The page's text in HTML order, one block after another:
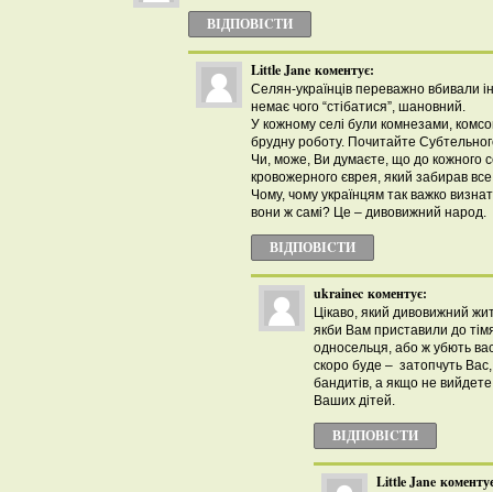
ВІДПОВІCТИ
Little Jane коментує:
Селян-українців переважно вбивали
немає чого “стібатися”, шановний.
У кожному селі були комнезами,
брудну роботу. Почитайте
Чи, може, Ви думаєте, що до кожного
кровожерного єврея, який забирав
Чому, чому українцям так важко
вони ж самі? Це – дивовижний народ.
ВІДПОВІCТИ
ukrainec коментує:
Цікаво, який дивовижний
якби Вам приставили до
односельця, або ж убють
скоро буде – затопчуть
бандитів, а якщо не
Ваших дітей.
ВІДПОВІCТИ
Little Jane